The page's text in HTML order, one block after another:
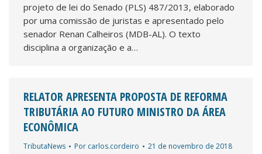
projeto de lei do Senado (PLS) 487/2013, elaborado
por uma comissão de juristas e apresentado pelo
senador Renan Calheiros (MDB-AL). O texto
disciplina a organização e a…
RELATOR APRESENTA PROPOSTA DE REFORMA
TRIBUTÁRIA AO FUTURO MINISTRO DA ÁREA
ECONÔMICA
TributaNews Por carlos.cordeiro 21 de novembro de 2018